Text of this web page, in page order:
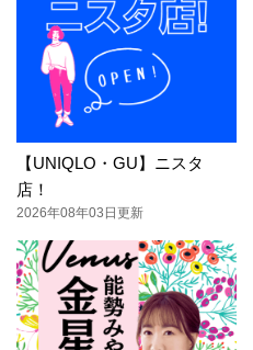
【UNIQLO・GU】ニスタ
店！
2026年08年03日更新